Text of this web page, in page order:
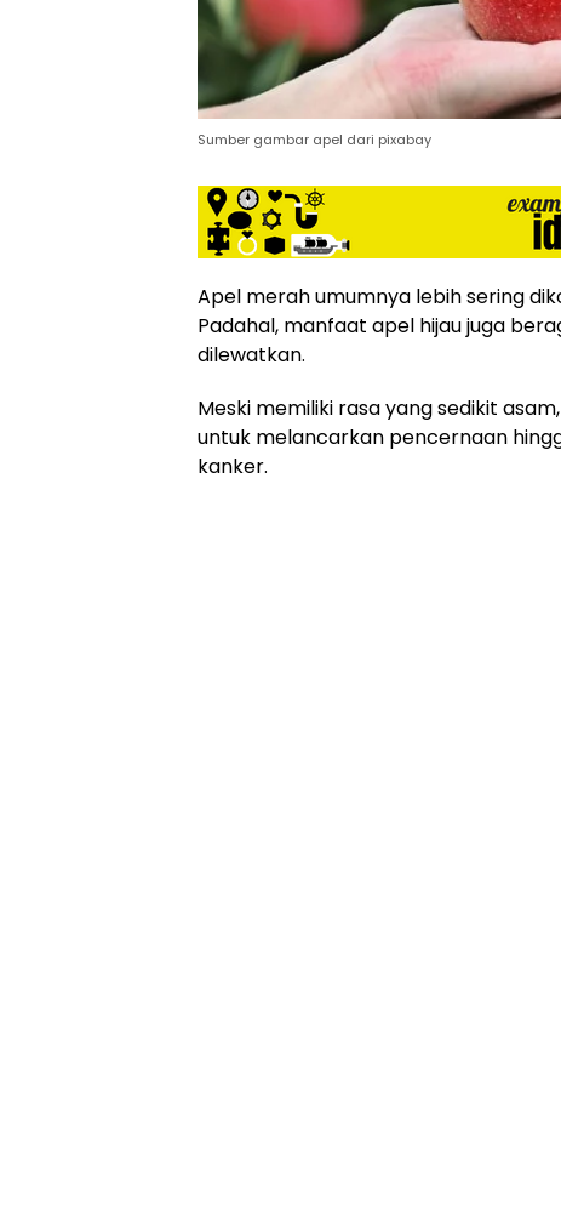
siber
lebih
eksklusif,
bergaya
trendi,
mengandung
edukasi,
gaya
hidup,
bebas
dari
SARA,
dan
berita
asusila
Media
Sumber gambar apel dari pixabay
Apel merah umumnya lebih sering
Padahal, manfaat apel hijau juga
dilewatkan.
Meski memiliki rasa yang sedikit
untuk melancarkan pencernaan
kanker.